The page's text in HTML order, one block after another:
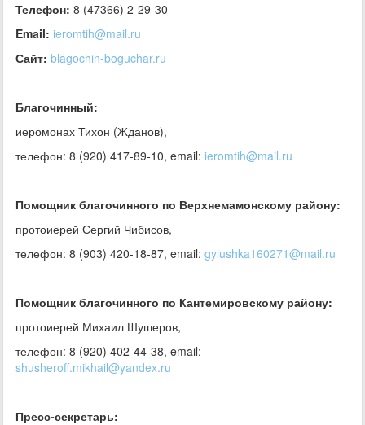
Телефон: 8 (47366) 2-29-30
Email: ieromtih@mail.ru
Сайт: blagochin-boguchar.ru
Благочинный:
иеромонах Тихон (Жданов),
телефон: 8 (920) 417-89-10, email: ieromtih@mail.ru
Помощник благочинного по Верхнемамонскому району:
протоиерей Сергий Чибисов,
телефон: 8 (903) 420-18-87, email: gylushka160271@mail.ru
Помощник благочинного по Кантемировскому району:
протоиерей Михаил Шушеров,
телефон: 8 (920) 402-44-38, email:
shusheroff.mikhail@yandex.ru
Пресс-секретарь: